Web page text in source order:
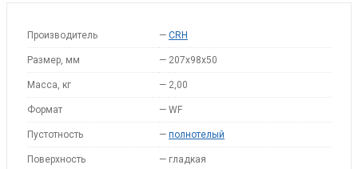
Производитель — CRH
Размер, мм — 207x98x50
Масса, кг — 2,00
Формат — WF
Пустотность — полнотелый
Поверхность — гладкая